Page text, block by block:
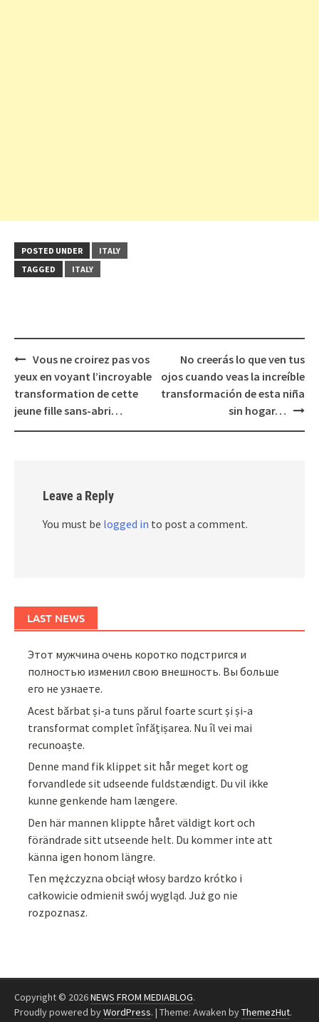
POSTED UNDER
ITALY
TAGGED
ITALY
Post
navigation
Vous ne croirez pas vos
yeux en voyant l’incroyable
transformation de cette
jeune fille sans-abri…
No creerás lo que ven tus
ojos cuando veas la increíble
transformación de esta niña
sin hogar…
Leave a Reply
You must be logged in to post a comment.
LAST NEWS
Этот мужчина очень коротко подстригся и
полностью изменил свою внешность. Вы больше
его не узнаете.
Acest bărbat și-a tuns părul foarte scurt și și-a
transformat complet înfățișarea. Nu îl vei mai
recunoaște.
Denne mand fik klippet sit hår meget kort og
forvandlede sit udseende fuldstændigt. Du vil ikke
kunne genkende ham længere.
Den här mannen klippte håret väldigt kort och
förändrade sitt utseende helt. Du kommer inte att
känna igen honom längre.
Ten mężczyzna obciął włosy bardzo krótko i
całkowicie odmienił swój wygląd. Już go nie
rozpoznasz.
Copyright © 2026NEWS FROM MEDIABLOG.
Proudly powered byWordPress. | Theme: Awaken byThemezHut.